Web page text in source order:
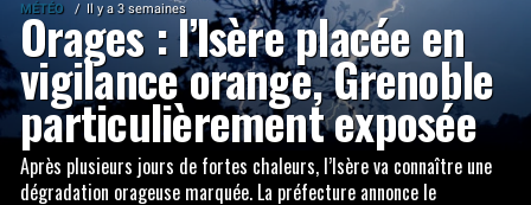
MÉTÉO Il y a 3 semaines
Orages : l’Isère placée en
vigilance orange, Grenoble
particulièrement exposée
Après plusieurs jours de fortes chaleurs, l’Isère va connaître une
dégradation orageuse marquée. La préfecture annonce le